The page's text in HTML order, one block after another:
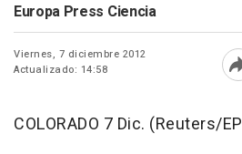
Europa Press Ciencia
Viernes, 7 diciembre 2012
Actualizado: 14:58
COLORADO 7 Dic. (Reuters/